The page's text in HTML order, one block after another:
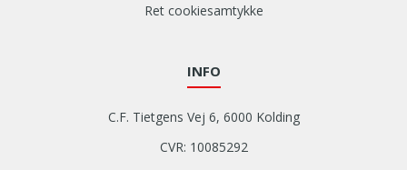
Ret cookiesamtykke
INFO
C.F. Tietgens Vej 6, 6000 Kolding
CVR: 10085292